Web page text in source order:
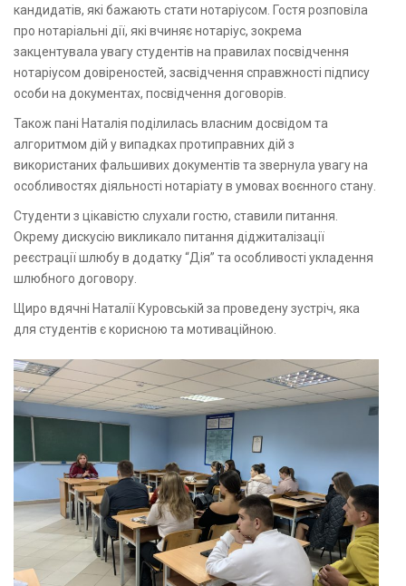
кандидатів, які бажають стати нотаріусом. Гостя розповіла
про нотаріальні дії, які вчиняє нотаріус, зокрема
закцентувала увагу студентів на правилах посвідчення
нотаріусом довіреностей, засвідчення справжності підпису
особи на документах, посвідчення договорів.
Також пані Наталія поділилась власним досвідом та
алгоритмом дій у випадках протиправних дій з
використаних фальшивих документів та звернула увагу на
особливостях діяльності нотаріату в умовах воєнного стану.
Студенти з цікавістю слухали гостю, ставили питання.
Окрему дискусію викликало питання діджиталізації
реєстрації шлюбу в додатку “Дія” та особливості укладення
шлюбного договору.
Щиро вдячні Наталії Куровській за проведену зустріч, яка
для студентів є корисною та мотиваційною.